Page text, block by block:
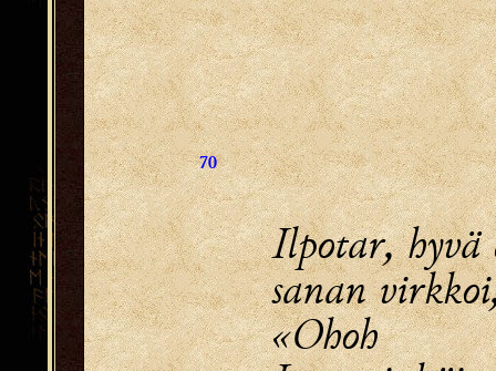
70
Ilpotar, hyvä
sanan